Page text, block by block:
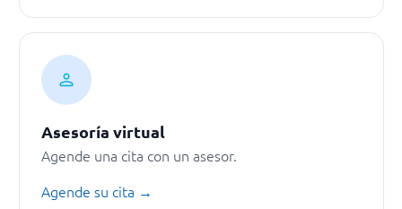
Asesoría virtual
Agende una cita con un asesor.
Agende su cita →